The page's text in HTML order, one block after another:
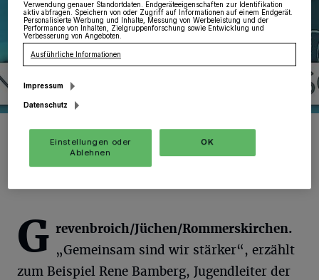
Beispiele für Hilfsaktionen aus der gesamten Region von
Hemmerden ...
G revenbroich/Jüchen/Rommerskirchen.
„Gemeinsam sind wir stärker“, erzählt
zum Beispiel Rene Bamberg, Jugendleiter der
Verwendung genauer Standortdaten. Endgeräteeigenschaften zur Identifikation
aktiv abfragen. Speichern von oder Zugriff auf Informationen auf einem Endgerät.
Personalisierte Werbung und Inhalte, Messung von Werbeleistung und der
Performance von Inhalten, Zielgruppenforschung sowie Entwicklung und
Verbesserung von Angeboten.
Ausführliche Informationen
Impressum
Datenschutz
Einstellungen oder
Ablehnen
OK